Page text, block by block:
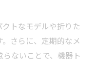
トなモデルや折りた
さらに、定期的なメ
ないことで、機器ト